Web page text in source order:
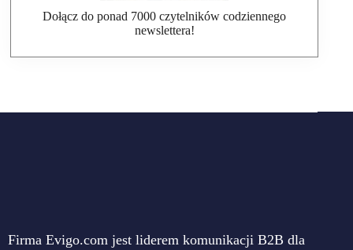
Dołącz do ponad 7000 czytelników codziennego
newslettera!
Firma Evigo.com jest liderem komunikacji B2B dla